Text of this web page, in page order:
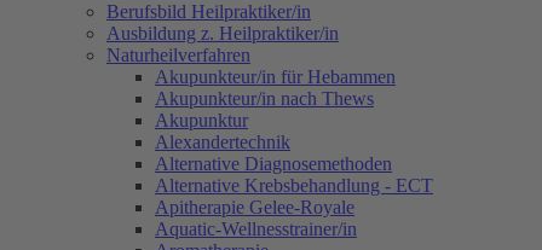
Berufsbild Heilpraktiker/in
Ausbildung z. Heilpraktiker/in
Naturheilverfahren
Akupunkteur/in für Hebammen
Akupunkteur/in nach Thews
Akupunktur
Alexandertechnik
Alternative Diagnosemethoden
Alternative Krebsbehandlung - ECT
Apitherapie Gelee-Royale
Aquatic-Wellnesstrainer/in